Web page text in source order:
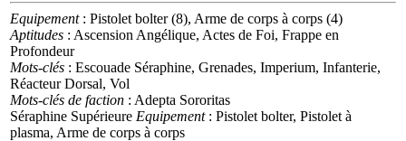
Equipement: Pistolet bolter (8), Arme de corps à corps (4)
Aptitudes : Ascension Angélique, Actes de Foi, Frappe en
Profondeur
Mots-clés : Escouade Séraphine, Grenades, Imperium, Infanterie,
Réacteur Dorsal, Vol
Mots-clés de faction : Adepta Sororitas
Séraphine Supérieure Equipement: Pistolet bolter, Pistolet à
plasma, Arme de corps à corps